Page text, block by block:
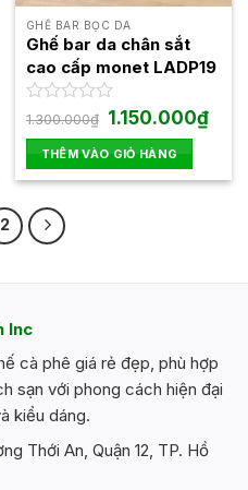
GHẾ BAR BỌC DA
Ghế bar da chân sắt
cao cấp monet LADP19
Được
hạng
0
5
1.300.000₫ Giá
gốc
là:
1.300.000₫.
1.150.000₫Giá
hiện
THÊM VÀO GIỎ HÀNG
2
Inc
cà phê giá rẻ đẹp, phù hợp
sạn với phong cách hiện đại
kiểu dáng.
Thới An, Quận 12, TP. Hồ